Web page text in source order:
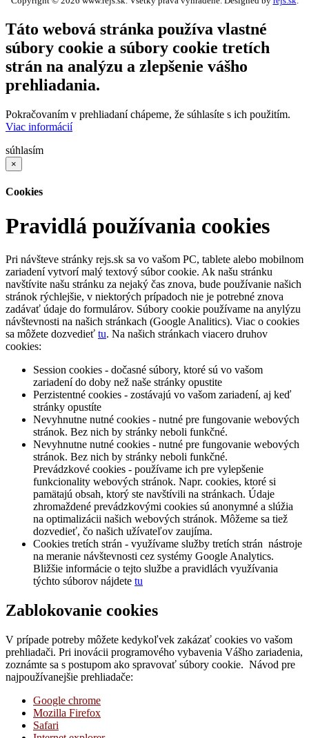
Táto webová stránka používa vlastné
súbory cookie a súbory cookie tretích
strán na analýzu a zlepšenie vášho
prehliadania.
Pokračovaním v prehliadaní chápeme, že súhlasíte s ich použitím.
Viac informácií
súhlasím
×
Cookies
Pravidlá používania cookies
Pri návšteve stránky rejs.sk sa vo vašom PC, tablete alebo mobilnom
zariadení vytvorí malý textový súbor cookie. Ak našu stránku
navštívite našu stránku za nejaký čas znova, bude používanie našich
stránok rýchlejšie, v niektorých prípadoch nie je potrebné znova
zadávať údaje do formulárov. Súbory cookie používame na anylýzu
návštevnosti na našich stránkach (Google Analitics). Viac o cookies
sa môžete dozvedieť tu. Na našich stránkach viacero druhov
cookies:
Session cookies - dočasné súbory, ktoré sú vo vašom
zariadení do doby než naše stránky opustite
Perzistentné cookies - zostávajú vo vašom zariadení, aj keď
stránky opustíte
Nevyhnutne nutné cookies - nutné pre fungovanie webových
stránok. Bez nich by stránky neboli funkčné.
Nevyhnutne nutné cookies - nutné pre fungovanie webových
stránok. Bez nich by stránky neboli funkčné.
Prevádzkové cookies - používame ich pre vylepšenie
funkcionality webových stránok. Napr. cookies, ktoré si
pamätajú obsah, ktorý ste navštívili na stránkach. Údaje
zhromaždené prevádzkovými cookies sú anonymné a slúžia
na optimalizácii našich webových stránok. Môžeme sa tiež
dozvedieť, čo našich užívateľov zaujíma.
Cookies tretích strán - využívame služby tretích strán nástroje
na meranie návštevnosti cez systémy Google Analytics.
Bližšie informácie o tejto službe a pravidlách využívania
týchto súborov nájdete tu
Zablokovanie cookies
V prípade potreby môžete kedykoľvek zakázať cookies vo vašom
prehliadači. Pri inovácii programového vybavenia Vášho zariadenia,
zoznámte sa s postupom ako spravovať súbory cookie. Návod pre
najpoužívanejšie prehliadače:
Google chrome
Mozilla Firefox
Safari